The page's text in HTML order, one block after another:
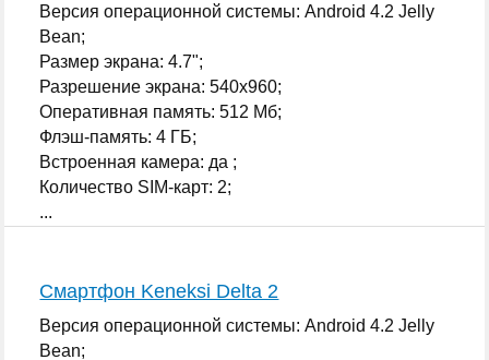
Версия операционной системы: Android 4.2 Jelly
Bean;
Размер экрана: 4.7";
Разрешение экрана: 540x960;
Оперативная память: 512 Мб;
Флэш-память: 4 ГБ;
Встроенная камера: да ;
Количество SIM-карт: 2;
...
Смартфон Keneksi Delta 2
Версия операционной системы: Android 4.2 Jelly
Bean;